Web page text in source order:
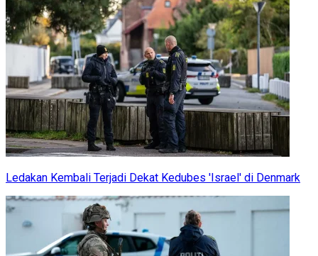
Ledakan Kembali Terjadi Dekat Kedubes 'Israel' di Denmark